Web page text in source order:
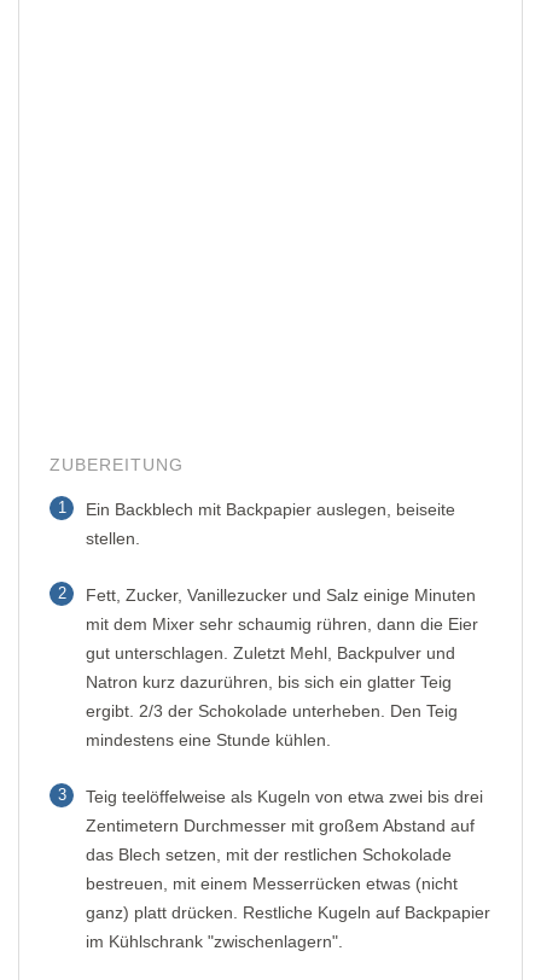
ZUBEREITUNG
1
Ein Backblech mit Backpapier auslegen, beiseite
stellen.
2
Fett, Zucker, Vanillezucker und Salz einige Minuten
mit dem Mixer sehr schaumig rühren, dann die Eier
gut unterschlagen. Zuletzt Mehl, Backpulver und
Natron kurz dazurühren, bis sich ein glatter Teig
ergibt. 2/3 der Schokolade unterheben. Den Teig
mindestens eine Stunde kühlen.
3
Teig teelöffelweise als Kugeln von etwa zwei bis drei
Zentimetern Durchmesser mit großem Abstand auf
das Blech setzen, mit der restlichen Schokolade
bestreuen, mit einem Messerrücken etwas (nicht
ganz) platt drücken. Restliche Kugeln auf Backpapier
im Kühlschrank "zwischenlagern".